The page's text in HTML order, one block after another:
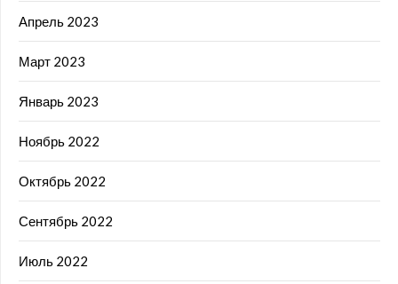
Апрель 2023
Март 2023
Январь 2023
Ноябрь 2022
Октябрь 2022
Сентябрь 2022
Июль 2022